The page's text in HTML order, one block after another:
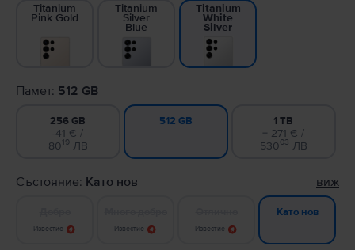
Titanium
Pink Gold
Titanium
Silver
Blue
Titanium
White
Silver
Памет: 512 GB
256 GB
-41 € /
8019ЛВ
512 GB 1 TB
+ 271 € /
53003 ЛВ
Състояние: Като нов виж
Известие Известие Известие
Като нов